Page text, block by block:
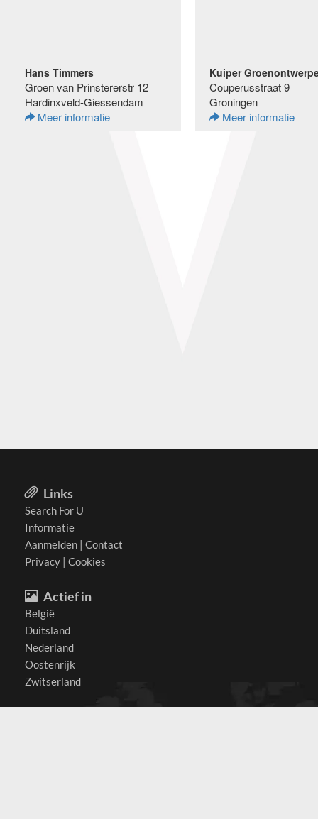
Hans Timmers
Groen van Prinstererstr 12
Hardinxveld-Giessendam
Meer informatie
Kuiper
Couperusstraat 9
Groningen
Meer informatie
Links
Search For U
Informatie
Aanmelden | Contact
Privacy | Cookies
Actief in
België
Duitsland
Nederland
Oostenrijk
Zwitserland